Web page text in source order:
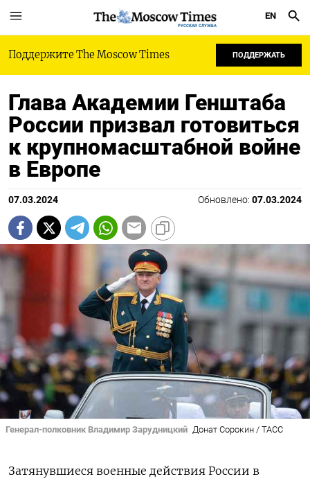
РУССКАЯ СЛУЖБА
EN
Поддержите The Moscow Times ПОДДЕРЖАТЬ
Глава Академии Генштаба
России призвал готовиться
к крупномасштабной войне
в Европе
07.03.2024 Обновлено: 07.03.2024
Генерал-полковник Владимир Зарудницкий Донат Сорокин / ТАСС
Затянувшиеся военные действия России в